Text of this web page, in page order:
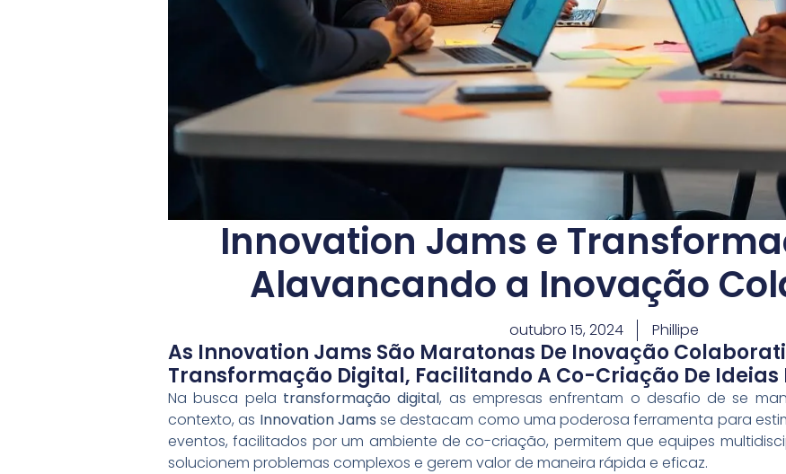
Innovation Jams e
Alavancando a Inovação
outubro 15, 2024 Phillipe
As Innovation Jams São Maratonas De Inovação
Transformação Digital, Facilitando A Co-Criação De Ideias
Na busca pela transformação digital, as empresas enfrentam o desafio de se
contexto, as Innovation Jams se destacam como uma poderosa ferramenta para
eventos, facilitados por um ambiente de co-criação, permitem que equipes
solucionem problemas complexos e gerem valor de maneira rápida e eficaz.